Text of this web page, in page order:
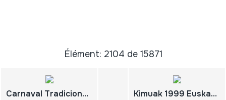
Élément: 2104 de 15871
Carnaval Tradicional Riojano. Enciso 2010 Kimuak 1999 Euskadiko Filme Labur Sorta